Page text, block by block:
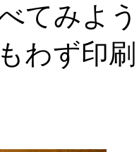
てみよ
わず印